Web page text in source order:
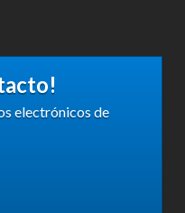
electrónicos de